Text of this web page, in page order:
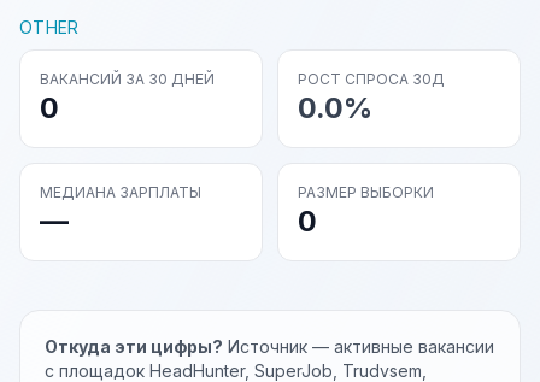
OTHER
ВАКАНСИЙ ЗА 30 ДНЕЙ
0
РОСТ СПРОСА 30Д
0.0%
МЕДИАНА ЗАРПЛАТЫ
—
РАЗМЕР ВЫБОРКИ
0
Откуда эти цифры? Источник — активные вакансии
с площадок HeadHunter, SuperJob, Trudvsem,